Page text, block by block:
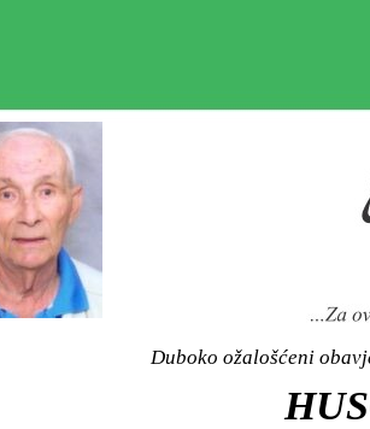
Duboko ožalošćeni